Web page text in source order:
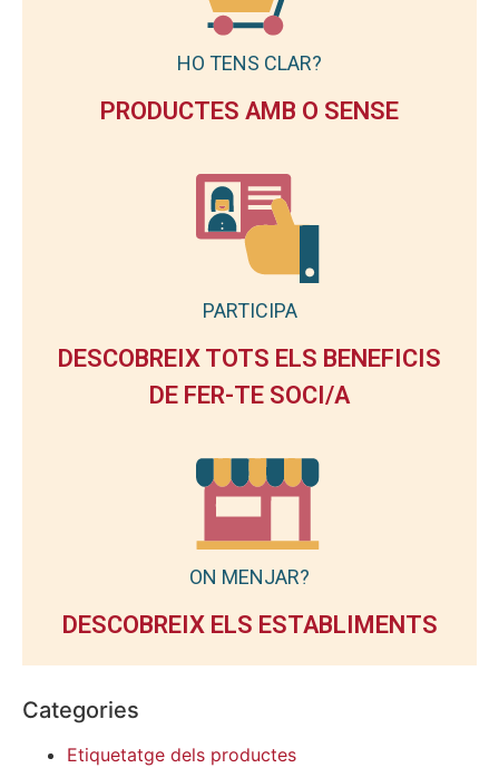
HO TENS CLAR?
PRODUCTES AMB O SENSE
PARTICIPA
DESCOBREIX TOTS ELS BENEFICIS
DE FER-TE SOCI/A
ON MENJAR?
DESCOBREIX ELS ESTABLIMENTS
Categories
Etiquetatge dels productes